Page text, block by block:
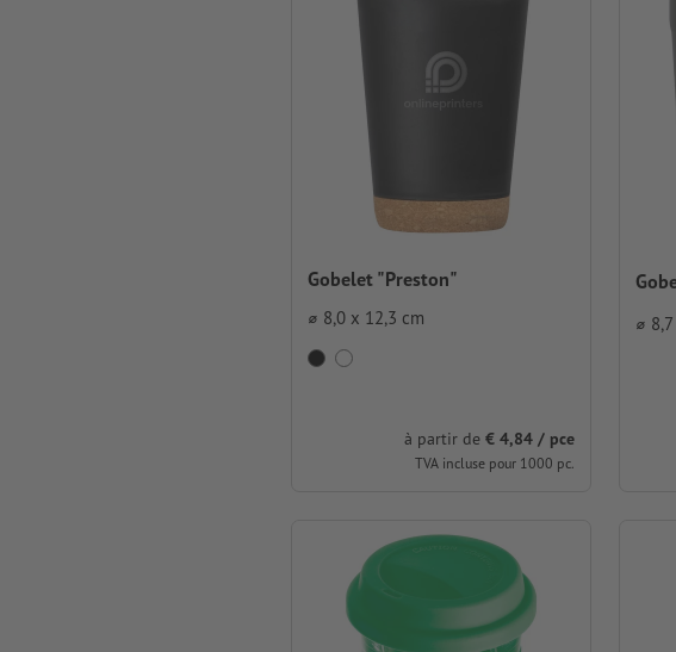
Gobelet "Preston"
⌀ 8,0 x 12,3 cm
à partir de € 4,84 / pce
TVA incluse pour 1000 pc.
⌀